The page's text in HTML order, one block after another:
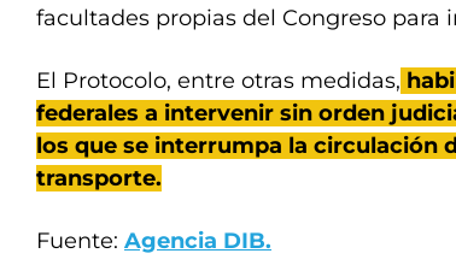
facultades propias del Congreso para
El Protocolo, entre otras medidas,
federales a intervenir sin orden
los que se interrumpa la circulación
transporte.
Fuente: Agencia DIB.